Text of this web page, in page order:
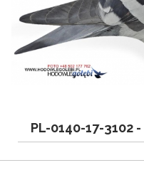
PL-0140-17-3102 -